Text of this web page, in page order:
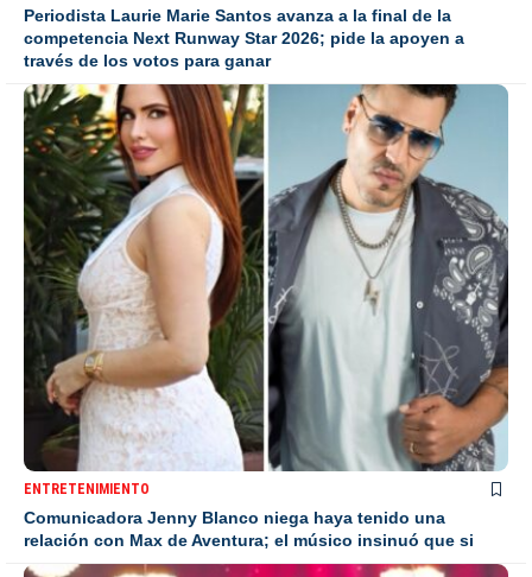
Periodista Laurie Marie Santos avanza a la final de la
competencia Next Runway Star 2026; pide la apoyen a
través de los votos para ganar
ENTRETENIMIENTO
Comunicadora Jenny Blanco niega haya tenido una
relación con Max de Aventura; el músico insinuó que si